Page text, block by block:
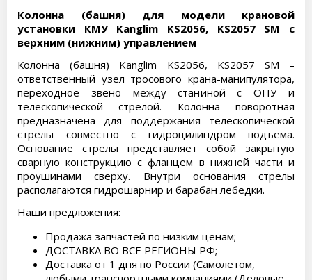
Колонна (башня) для модели крановой
установки КМУ Kanglim KS2056, KS2057 SM с
верхним (нижним) управлением
Колонна (башня) Kanglim KS2056, KS2057 SM –
ответственный узел тросового крана-манипулятора,
переходное звено между станиной с ОПУ и
телескопической стрелой. Колонна поворотная
предназначена для поддержания телескопической
стрелы совместно с гидроцилиндром подъема.
Основание стрелы представляет собой закрытую
сварную конструкцию с фланцем в нижней части и
проушинами сверху. Внутри основания стрелы
располагаются гидрошарнир и барабан лебедки.
Наши предложения:
Продажа запчастей по низким ценам;
ДОСТАВКА ВО ВСЕ РЕГИОНЫ РФ;
Доставка от 1 дня по России (Самолетом,